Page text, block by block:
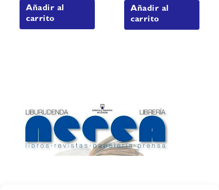
Añadir al
carrito
Añadir al
carrito